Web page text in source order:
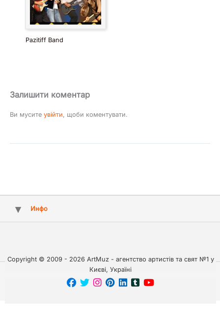
Pazitiff Band
Залишити коментар
Ви мусите увійти, щоби коментувати.
Инфо
Copyright © 2009 - 2026 ArtMuz - агентство артистів та свят №1 у
Києві, Україні